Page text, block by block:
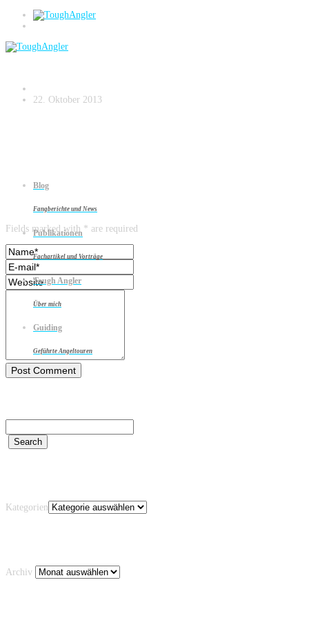
Blog
Fangberichte und News
Publikationen
Fachartikel und Vorträge
Tough Angler
Über mich
Guiding
Geführte Angeltouren
Schärenhecht
22. Oktober 2013
Leave a reply
Fields marked with * are required
Kategorien
Archiv